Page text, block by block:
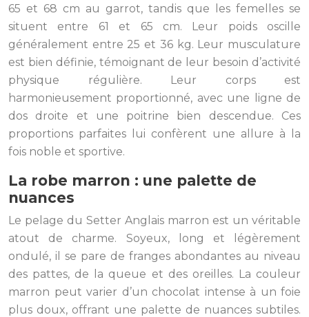
65 et 68 cm au garrot, tandis que les femelles se
situent entre 61 et 65 cm. Leur poids oscille
généralement entre 25 et 36 kg. Leur musculature
est bien définie, témoignant de leur besoin d’activité
physique régulière. Leur corps est
harmonieusement proportionné, avec une ligne de
dos droite et une poitrine bien descendue. Ces
proportions parfaites lui confèrent une allure à la
fois noble et sportive.
La robe marron : une palette de
nuances
Le pelage du Setter Anglais marron est un véritable
atout de charme. Soyeux, long et légèrement
ondulé, il se pare de franges abondantes au niveau
des pattes, de la queue et des oreilles. La couleur
marron peut varier d’un chocolat intense à un foie
plus doux, offrant une palette de nuances subtiles.